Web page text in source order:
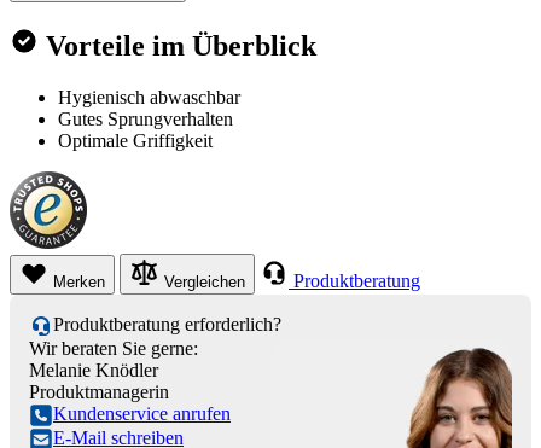
Vorteile im Überblick
Hygienisch abwaschbar
Gutes Sprungverhalten
Optimale Griffigkeit
Merken Vergleichen Produktberatung
Produktberatung erforderlich?
Wir beraten Sie gerne:
Melanie Knödler
Produktmanagerin
Kundenservice anrufen
E-Mail schreiben